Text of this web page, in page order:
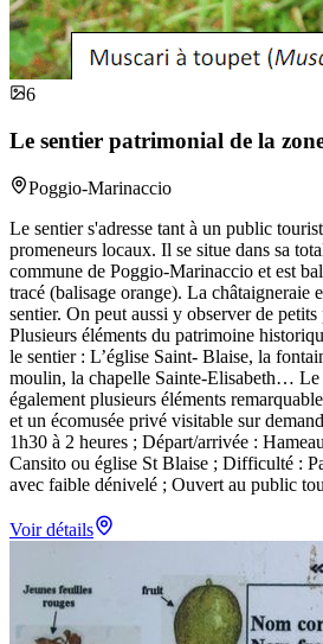
6
Le sentier patrimonial de la
Poggio-Marinaccio
Le sentier s'adresse tant à un public
promeneurs locaux. Il se situe dans sa
commune de Poggio-Marinaccio et est
tracé (balisage orange). La châtaigneraie
sentier. On peut aussi y observer de
Plusieurs éléments du patrimoine
le sentier : L’église Saint- Blaise, la
moulin, la chapelle Sainte-Elisabeth… Le
également plusieurs éléments
et un écomusée privé visitable sur
1h30 à 2 heures ; Départ/arrivée :
Cansito ou église St Blaise ; Difficulté :
avec faible dénivelé ; Ouvert au public
Voir détails